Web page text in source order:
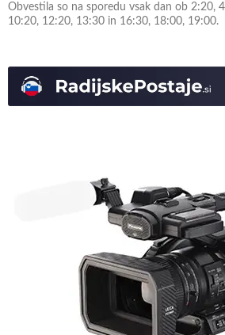
Obvestila so na sporedu vsak dan ob 2:20,
10:20, 12:20, 13:30 in 16:30, 18:00, 19:00.